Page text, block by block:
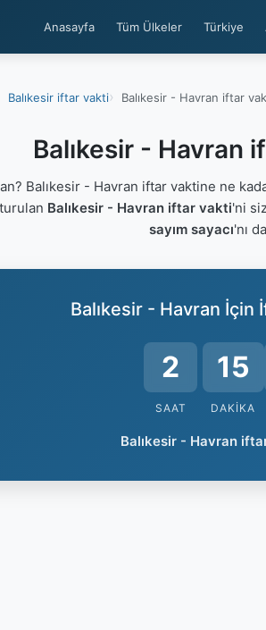
Anasayfa Tüm Ülkeler Türkiye
Balıkesir iftar vakti Balıkesir - Havran iftar
Balıkesir - Havran
Balıkesir - Havran iftar vaktine ne
Balıkesir - Havran iftar vakti'ni
sayım sayacı'nı
Balıkesir - Havran İçin
2
SAAT
15
DAKIKA
Balıkesir - Havran